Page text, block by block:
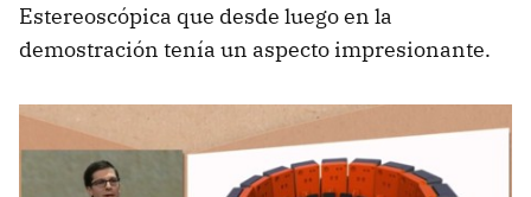
Estereoscópica que desde luego en la
demostración tenía un aspecto impresionante.